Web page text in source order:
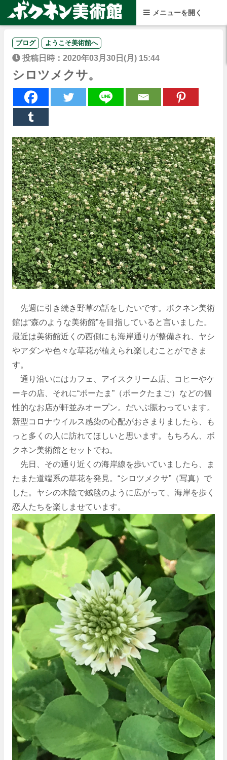
ブログ ようこそ美術館へ
投稿日時：2020年03月30日(月) 15:44
シロツメクサ。
先週に引き続き野草の話をしたいです。ボクネン美術
館は“森のような美術館”を目指していると言いました。
最近は美術館近くの西側にも海岸通りが整備され、ヤシ
やアダンや色々な草花が植えられ楽しむことができま
す。
通り沿いにはカフェ、アイスクリーム店、コヒーやケ
ーキの店、それに“ポーたま”（ポークたまご）などの個
性的なお店が軒並みオープン。だいぶ賑わっています。
新型コロナウイルス感染の心配がおさまりましたら、も
っと多くの人に訪れてほしいと思います。もちろん、ボ
クネン美術館とセットでね。
先日、その通り近くの海岸線を歩いていましたら、ま
たまた道端系の草花を発見。“シロツメクサ”（写真）で
した。ヤシの木陰で絨毯のように広がって、海岸を歩く
恋人たちを楽しませています。